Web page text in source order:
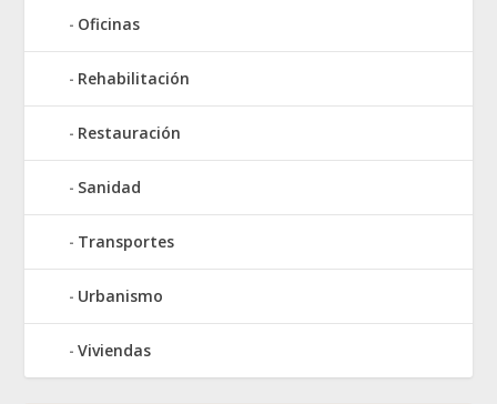
Oficinas
Rehabilitación
Restauración
Sanidad
Transportes
Urbanismo
Viviendas